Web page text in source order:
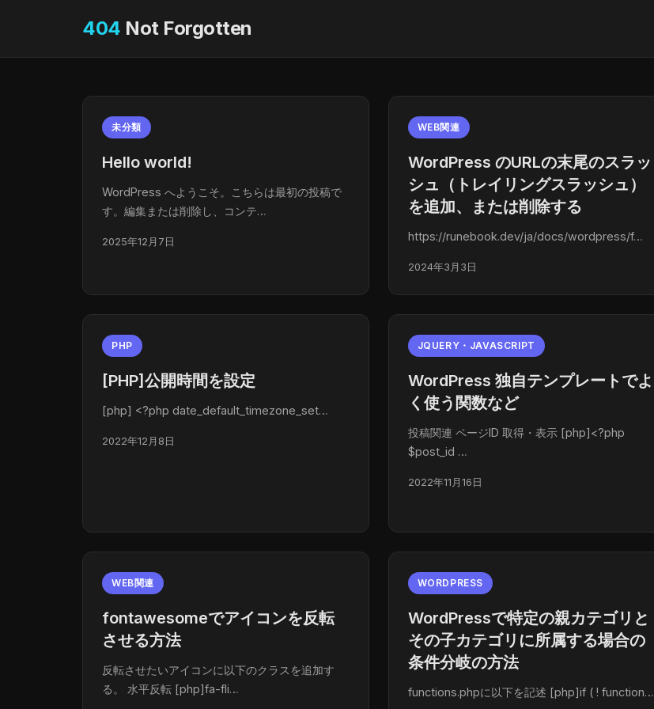
404 Not Forgotten
未分類
Hello world!
WordPress へようこそ。こちらは最初の投稿で
す。編集または削除し、コンテ…
2025年12月7日
WEB関連
WordPress のURLの末尾のスラッ
シュ（トレイリングスラッシュ）
を追加、または削除する
https://runebook.dev/ja/docs/wordpress/f…
2024年3月3日
PHP
[PHP]公開時間を設定
[php] <?php date_default_timezone_set…
2022年12月8日
JQUERY・JAVASCRIPT
WordPress 独自テンプレートでよ
く使う関数など
投稿関連 ページID 取得・表示 [php]<?php
$post_id …
2022年11月16日
WEB関連
fontawesomeでアイコンを反転
させる方法
反転させたいアイコンに以下のクラスを追加す
る。 水平反転 [php]fa-fli…
WORDPRESS
WordPressで特定の親カテゴリと
その子カテゴリに所属する場合の
条件分岐の方法
functions.phpに以下を記述 [php]if ( ! function…